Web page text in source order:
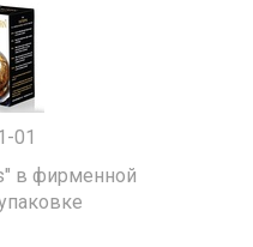
01
в фирменной